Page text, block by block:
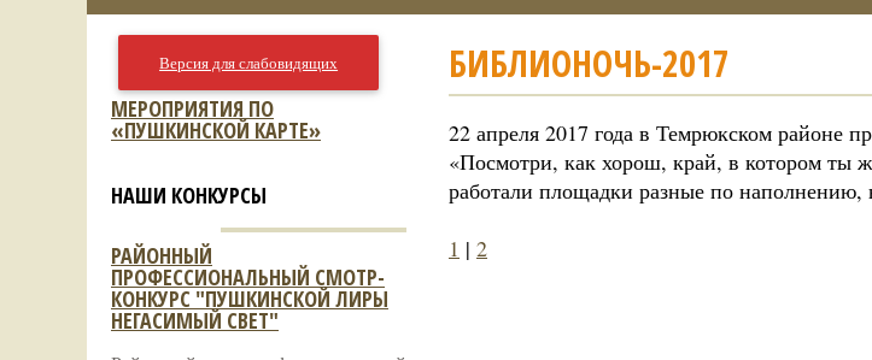
БИБЛИОНОЧЬ-2017
22 апреля 2017 года в Темрюкском районе
«Посмотри, как хорош, край, в котором ты
работали площадки разные по
1 | 2
Версия для слабовидящих
МЕРОПРИЯТИЯ ПО
«ПУШКИНСКОЙ КАРТЕ»
НАШИ КОНКУРСЫ
РАЙОННЫЙ
ПРОФЕССИОНАЛЬНЫЙ СМОТР-
КОНКУРС "ПУШКИНСКОЙ ЛИРЫ
НЕГАСИМЫЙ СВЕТ"